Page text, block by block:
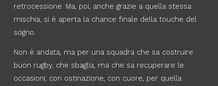
retrocessione. Ma, poi, anche grazie a quella stessa
mischia, si è aperta la chance finale della touche del
sogno.
Non è andata, ma per una squadra che sa costruire
buon rugby, che sbaglia, ma che sa recuperare le
occasioni, con ostinazione, con cuore, per quella